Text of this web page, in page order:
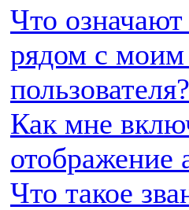
Что
рядом с
пользователя?
Как мне
отображение
Что такое